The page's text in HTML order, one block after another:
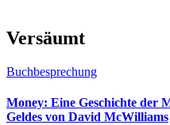
Versäumt
Buchbesprechung
Money: Eine Geschichte der
Geldes von David McWilliams